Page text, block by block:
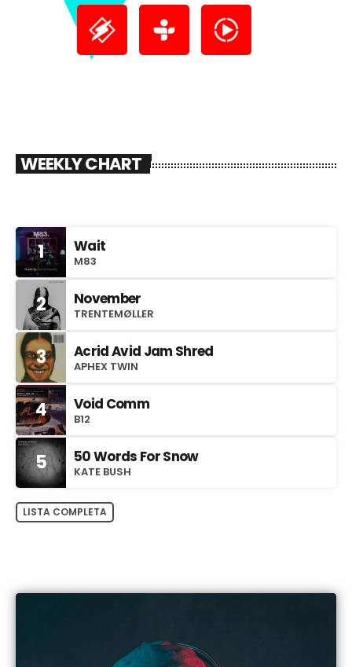
WEEKLY CHART
1 Wait
M83
2 November
TRENTEMØLLER
3 Acrid Avid Jam Shred
APHEX TWIN
4 Void Comm
B12
5 50 Words For Snow
KATE BUSH
LISTA COMPLETA